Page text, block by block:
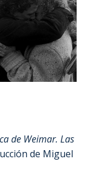
de Weimar. Las
de Miguel